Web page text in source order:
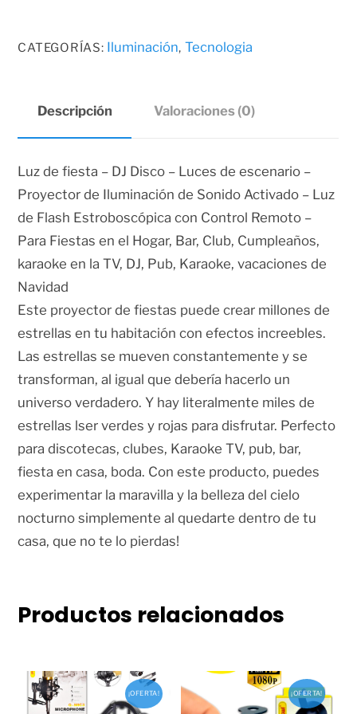
$16.50.
cantidad
CATEGORÍAS: Iluminación, Tecnologia
Descripción Valoraciones (0)
Luz de fiesta – DJ Disco – Luces de escenario –
Proyector de Iluminación de Sonido Activado – Luz
de Flash Estroboscópica con Control Remoto –
Para Fiestas en el Hogar, Bar, Club, Cumpleaños,
karaoke en la TV, DJ, Pub, Karaoke, vacaciones de
Navidad
Este proyector de fiestas puede crear millones de
estrellas en tu habitación con efectos increebles.
Las estrellas se mueven constantemente y se
transforman, al igual que debería hacerlo un
universo verdadero. Y hay literalmente miles de
estrellas lser verdes y rojas para disfrutar. Perfecto
para discotecas, clubes, Karaoke TV, pub, bar,
fiesta en casa, boda. Con este producto, puedes
experimentar la maravilla y la belleza del cielo
nocturno simplemente al quedarte dentro de tu
casa, que no te lo pierdas!
Productos relacionados
¡OFERTA! ¡OFERTA!